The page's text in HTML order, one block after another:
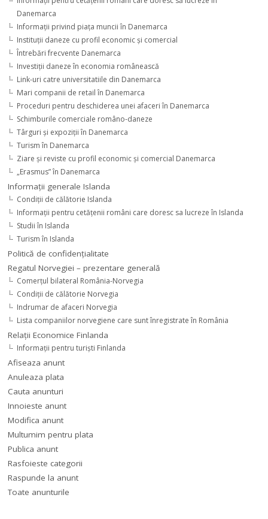
Danemarca
Informaţii privind piaţa muncii în Danemarca
Instituţii daneze cu profil economic şi comercial
Întrebări frecvente Danemarca
Investiţii daneze în economia românească
Link-uri catre universitatiile din Danemarca
Mari companii de retail în Danemarca
Proceduri pentru deschiderea unei afaceri în Danemarca
Schimburile comerciale româno-daneze
Târguri şi expoziţii în Danemarca
Turism în Danemarca
Ziare şi reviste cu profil economic şi comercial Danemarca
„Erasmus” în Danemarca
Informaţii generale Islanda
Condiţii de călătorie Islanda
Informaţii pentru cetăţenii români care doresc sa lucreze în Islanda
Studii în Islanda
Turism în Islanda
Politică de confidențialitate
Regatul Norvegiei – prezentare generală
Comerţul bilateral România-Norvegia
Condiții de călătorie Norvegia
Indrumar de afaceri Norvegia
Lista companiilor norvegiene care sunt înregistrate în România
Relaţii Economice Finlanda
Informaţii pentru turişti Finlanda
Afiseaza anunt
Anuleaza plata
Cauta anunturi
Innoieste anunt
Modifica anunt
Multumim pentru plata
Publica anunt
Rasfoieste categorii
Raspunde la anunt
Toate anunturile